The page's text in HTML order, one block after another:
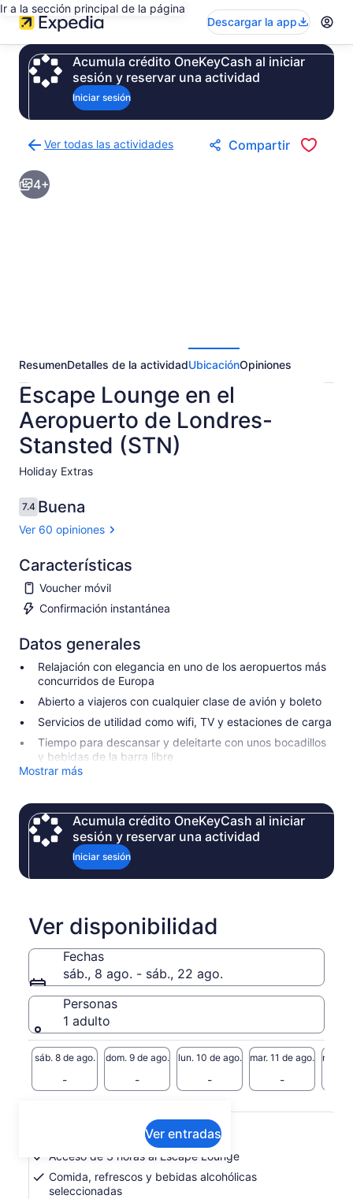
Ir a la sección principal de la página
Descargar la app
Acumula crédito OneKeyCash al iniciar
sesión y reservar una actividad
Iniciar sesión
Ver todas las actividades
a
la
página
Compartir
4+
ResumenDetalles de la actividadUbicaciónOpiniones
Escape Lounge en el
Aeropuerto de Londres-
Stansted (STN)
Holiday Extras​
7.47.4 de 10
Buena
Ver 60 opiniones
Características
Voucher móvil
Confirmación instantánea
Datos generales
Relajación con elegancia en uno de los aeropuertos más
concurridos de Europa
Abierto a viajeros con cualquier clase de avión y boleto
Servicios de utilidad como wifi, TV y estaciones de carga
Tiempo para descansar y deleitarte con unos bocadillos
y bebidas de la barra libre
Mostrar más
Acumula crédito OneKeyCash al iniciar
sesión y reservar una actividad
Iniciar sesión
Ver disponibilidad
Fechas
sáb., 8 ago. - sáb., 22 ago.
Personas
1 adulto
sáb. 8 de ago.
-
dom. 9 de ago.
-
lun. 10 de ago.
-
mar. 11 de ago.
-
mié.
Ver entradas
Qué incluye o no
Acceso de 3 horas al Escape Lounge
Comida, refrescos y bebidas alcohólicas
seleccionadas